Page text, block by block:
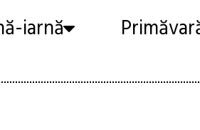
iarnă